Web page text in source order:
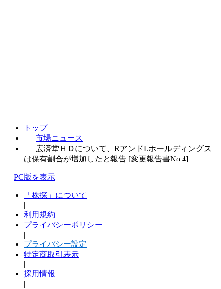
トップ
市場ニュース
広済堂ＨＤについて、RアンドLホールディングス
は保有割合が増加したと報告 [変更報告書No.4]
PC版を表示
「株探」について
|
利用規約
プライバシーポリシー
|
プライバシー設定
特定商取引表示
|
採用情報
|